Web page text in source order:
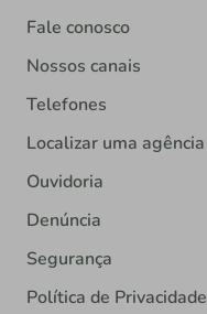
Fale conosco
Nossos canais
Telefones
Localizar uma agência
Ouvidoria
Denúncia
Segurança
Política de Privacidade